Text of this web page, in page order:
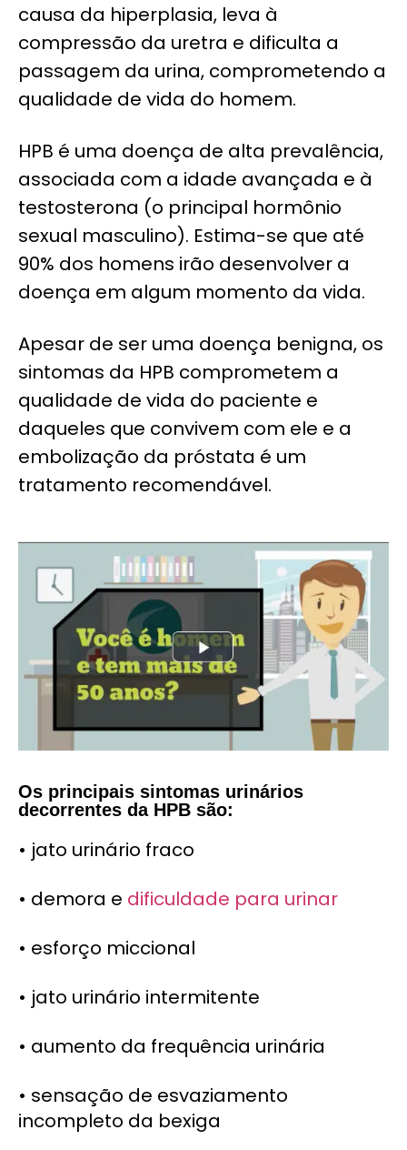
causa da hiperplasia, leva à
compressão da uretra e dificulta a
passagem da urina, comprometendo a
qualidade de vida do homem.
HPB é uma doença de alta prevalência,
associada com a idade avançada e à
testosterona (o principal hormônio
sexual masculino). Estima-se que até
90% dos homens irão desenvolver a
doença em algum momento da vida.
Apesar de ser uma doença benigna, os
sintomas da HPB comprometem a
qualidade de vida do paciente e
daqueles que convivem com ele e a
embolização da próstata é um
tratamento recomendável.
Os principais sintomas urinários
decorrentes da HPB são:
• jato urinário fraco
• demora e dificuldade para urinar
• esforço miccional
• jato urinário intermitente
• aumento da frequência urinária
• sensação de esvaziamento
incompleto da bexiga